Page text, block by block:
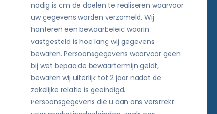
nodig is om de doelen te realiseren waarvoor
uw gegevens worden verzameld. Wij
hanteren een bewaarbeleid waarin
vastgesteld is hoe lang wij gegevens
bewaren. Persoonsgegevens waarvoor geen
bij wet bepaalde bewaartermijn geldt,
bewaren wij uiterlijk tot 2 jaar nadat de
zakelijke relatie is geëindigd.
Persoonsgegevens die u aan ons verstrekt